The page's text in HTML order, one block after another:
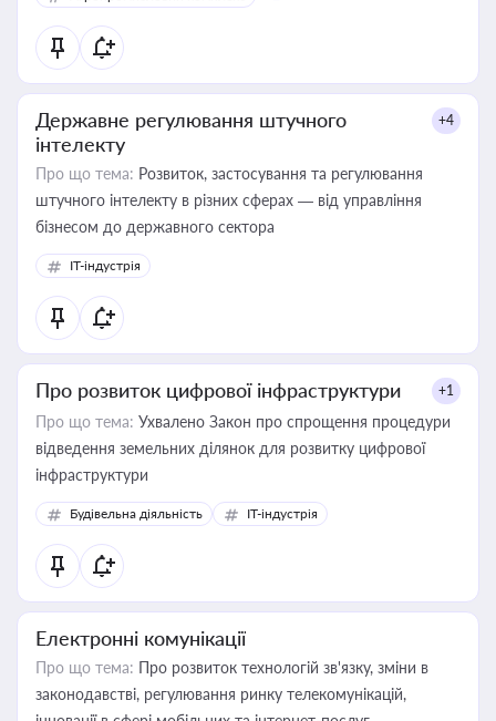
Державне регулювання штучного
інтелекту
+4
Про що тема: Розвиток, застосування та регулювання
штучного інтелекту в різних сферах — від управління
бізнесом до державного сектора
IT-індустрія
Про розвиток цифрової інфраструктури +1
Про що тема: Ухвалено Закон про спрощення процедури
відведення земельних ділянок для розвитку цифрової
інфраструктури
Будівельна діяльність IT-індустрія
Електронні комунікації
Про що тема: Про розвиток технологій зв'язку, зміни в
законодавстві, регулювання ринку телекомунікацій,